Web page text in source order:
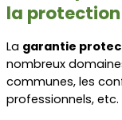
la
La garantie
nombreux
communes, les
professionnels, etc.